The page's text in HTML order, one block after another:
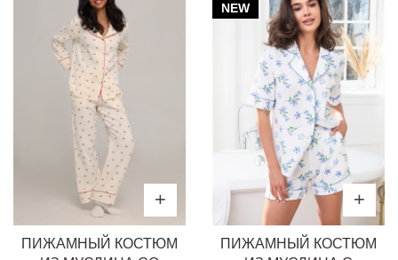
ПИЖАМНЫЙ КОСТЮМ
NEW
ПИЖАМНЫЙ КОСТЮМ